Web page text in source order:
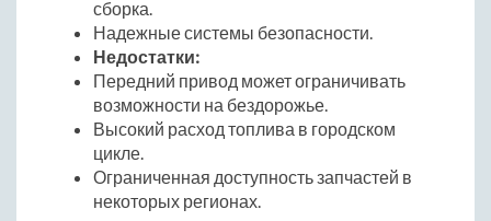
сборка.
Надежные системы безопасности.
Недостатки:
Передний привод может ограничивать
возможности на бездорожье.
Высокий расход топлива в городском
цикле.
Ограниченная доступность запчастей в
некоторых регионах.